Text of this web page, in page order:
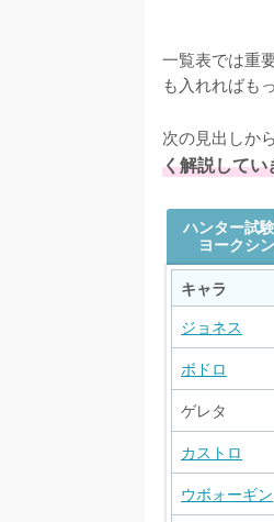
一覧表では重
も入れればも
次の見出しか
く解説してい
ハンター試
ヨークシ
キャラ
ジョネス
ボドロ
ゲレタ
カストロ
ウボォーギン